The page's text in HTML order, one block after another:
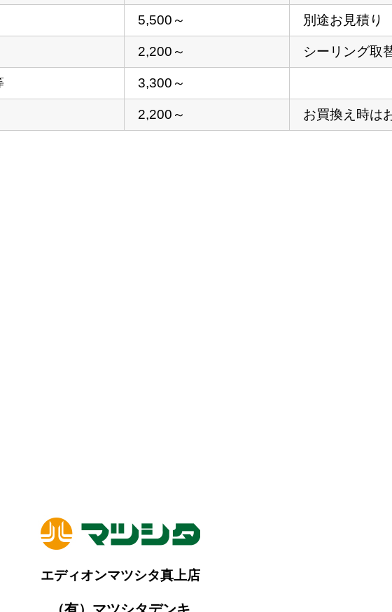
5,500～ 別途お見積り
2,200～ シーリング取
3,300～
2,200～ お買換え時は
エディオンマツシタ真上店